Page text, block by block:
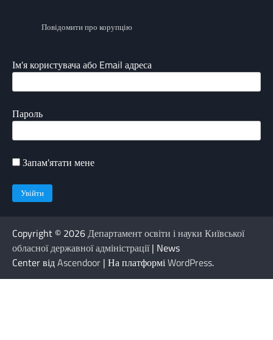
Повідомити про корупцію
Ім'я користувача або Email адреса
Пароль
Запам'ятати мене
Copyright © 2026Департамент освіти і науки Київської
обласної державної адміністрації| News
Center відAscendoor | На платформіWordPress.